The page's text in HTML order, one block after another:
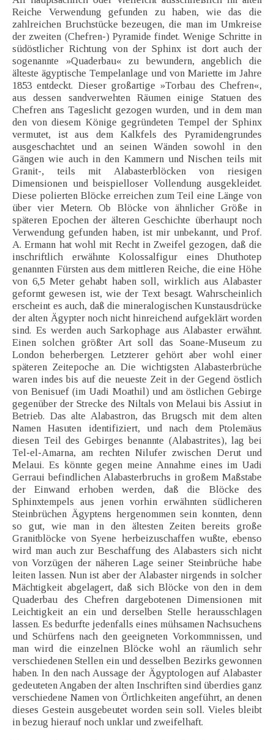
Reiche Verwendung gefunden zu haben, wie das die
zahlreichen Bruchstücke bezeugen, die man im Umkreise
der zweiten (Chefren-) Pyramide findet. Wenige Schritte in
südöstlicher Richtung von der Sphinx ist dort auch der
sogenannte »Quaderbau« zu bewundern, angeblich die
älteste ägyptische Tempelanlage und von Mariette im Jahre
1853 entdeckt. Dieser großartige »Torbau des Chefren«,
aus dessen sandverwehten Räumen einige Statuen des
Chefren ans Tageslicht gezogen wurden, und in dem man
den von diesem Könige gegründeten Tempel der Sphinx
vermutet, ist aus dem Kalkfels des Pyramidengrundes
ausgeschachtet und an seinen Wänden sowohl in den
Gängen wie auch in den Kammern und Nischen teils mit
Granit-, teils mit Alabasterblöcken von riesigen
Dimensionen und beispielloser Vollendung ausgekleidet.
Diese polierten Blöcke erreichen zum Teil eine Länge von
über vier Metern. Ob Blöcke von ähnlicher Größe in
späteren Epochen der älteren Geschichte überhaupt noch
Verwendung gefunden haben, ist mir unbekannt, und Prof.
A. Ermann hat wohl mit Recht in Zweifel gezogen, daß die
inschriftlich erwähnte Kolossalfigur eines Dhuthotep
genannten Fürsten aus dem mittleren Reiche, die eine Höhe
von 6,5 Meter gehabt haben soll, wirklich aus Alabaster
geformt gewesen ist, wie der Text besagt. Wahrscheinlich
erscheint es auch, daß die mineralogischen Kunstausdrücke
der alten Ägypter noch nicht hinreichend aufgeklärt worden
sind. Es werden auch Sarkophage aus Alabaster erwähnt.
Einen solchen größter Art soll das Soane-Museum zu
London beherbergen. Letzterer gehört aber wohl einer
späteren Zeitepoche an. Die wichtigsten Alabasterbrüche
waren indes bis auf die neueste Zeit in der Gegend östlich
von Benisuef (im Uadi Moathil) und am östlichen Gebirge
gegenüber der Strecke des Niltals von Melaui bis Assiut in
Betrieb. Das alte Alabastron, das Brugsch mit dem alten
Namen Hasuten identifiziert, und nach dem Ptolemäus
diesen Teil des Gebirges benannte (Alabastrites), lag bei
Tel-el-Amarna, am rechten Nilufer zwischen Derut und
Melaui. Es könnte gegen meine Annahme eines im Uadi
Gerraui befindlichen Alabasterbruchs in großem Maßstabe
der Einwand erhoben werden, daß die Blöcke des
Sphinxtempels aus jenen vorhin erwähnten südlicheren
Steinbrüchen Ägyptens hergenommen sein konnten, denn
so gut, wie man in den ältesten Zeiten bereits große
Granitblöcke von Syene herbeizuschaffen wußte, ebenso
wird man auch zur Beschaffung des Alabasters sich nicht
von Vorzügen der näheren Lage seiner Steinbrüche habe
leiten lassen. Nun ist aber der Alabaster nirgends in solcher
Mächtigkeit abgelagert, daß sich Blöcke von den in dem
Quaderbau des Chefren dargebotenen Dimensionen mit
Leichtigkeit an ein und derselben Stelle herausschlagen
lassen. Es bedurfte jedenfalls eines mühsamen Nachsuchens
und Schürfens nach den geeigneten Vorkommnissen, und
man wird die einzelnen Blöcke wohl an räumlich sehr
verschiedenen Stellen ein und desselben Bezirks gewonnen
haben. In den nach Aussage der Ägyptologen auf Alabaster
gedeuteten Angaben der alten Inschriften sind überdies ganz
verschiedene Namen von Örtlichkeiten angeführt, an denen
dieses Gestein ausgebeutet worden sein soll. Vieles bleibt
in bezug hierauf noch unklar und zweifelhaft.